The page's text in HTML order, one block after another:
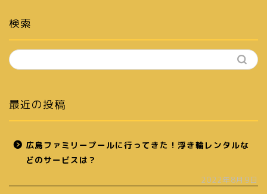
検索
最近の投稿
広島ファミリープールに行ってきた！浮き輪レンタルな
どのサービスは？
2022年8月9日